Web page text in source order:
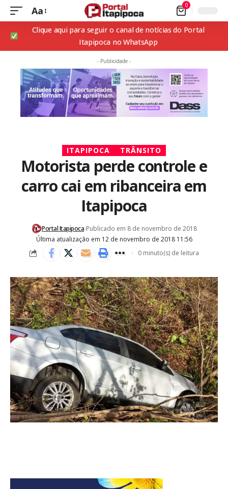
Aa 0
Clique aqui para seguir o canal de notícias do Portal
Itapipoca no WhatsApp
- Publicidade -
ITAPIPOCA TRÂNSITO
Motorista perde controle e
carro cai em ribanceira em
Itapipoca
Última atualização em 12 de novembro de 2018 11:56
Portal Itapipoca Publicado em 8 de novembro de 2018
0 minuto(s) de leitura